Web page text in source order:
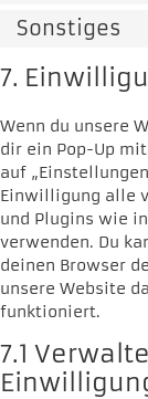
Sonstiges
7.
Wenn du unsere
dir ein Pop-Up
auf
Einwilligung alle
und Plugins wie
verwenden. Du
deinen Browser
unsere Website
funktioniert.
7.1